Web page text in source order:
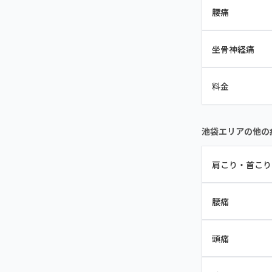
腰痛
坐骨神経痛
料金
池袋エリアの他の
肩こり・首こり
腰痛
頭痛